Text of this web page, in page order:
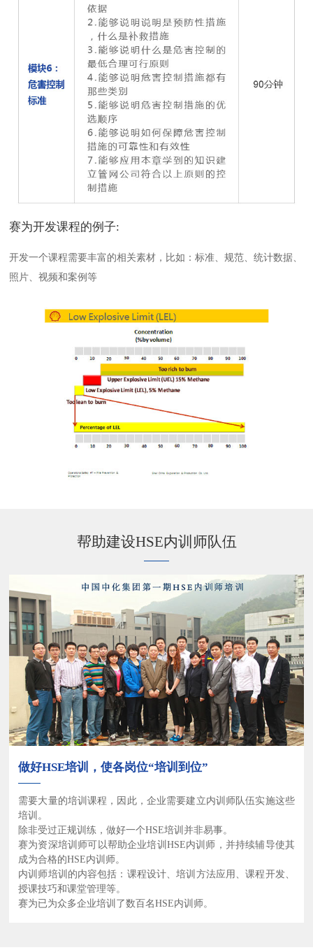
赛为开发课程的例子:
开发一个课程需要丰富的相关素材，比如：标准、规范、统计数据、
照片、视频和案例等
帮助建设HSE内训师队伍
做好HSE培训，使各岗位“培训到位”
需要大量的培训课程，因此，企业需要建立内训师队伍实施这些
培训。
除非受过正规训练，做好一个HSE培训并非易事。
赛为资深培训师可以帮助企业培训HSE内训师，并持续辅导使其
成为合格的HSE内训师。
内训师培训的内容包括：课程设计、培训方法应用、课程开发、
授课技巧和课堂管理等。
赛为已为众多企业培训了数百名HSE内训师。